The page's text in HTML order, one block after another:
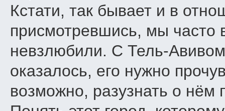
Кстати, так бывает и в
присмотревшись, мы часто
невзлюбили. С Тель-
оказалось, его нужно
возможно, разузнать о нём